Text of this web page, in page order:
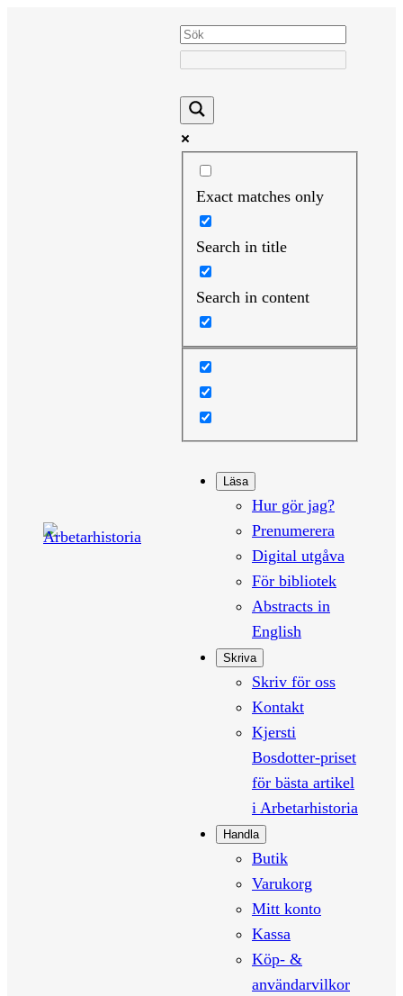
Exact matches only
Search in title
Search in content
Läsa
Hur gör jag?
Prenumerera
Digital utgåva
För bibliotek
Abstracts in
English
Skriva
Skriv för oss
Kontakt
Kjersti
Bosdotter-priset
för bästa artikel
i Arbetarhistoria
Handla
Butik
Varukorg
Mitt konto
Kassa
Köp- &
användarvilkor